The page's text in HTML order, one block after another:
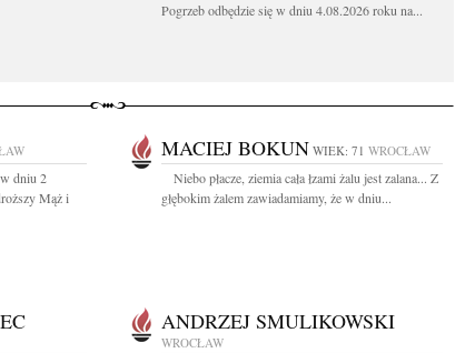
Pogrzeb odbędzie się w dniu 4.08.2026 roku na...
dniu 2
Mąż i
MACIEJ BOKUN WIEK: 71 WROCŁAW
Niebo płacze, ziemia cała łzami żalu jest zalana... Z
głębokim żalem zawiadamiamy, że w dniu...
ANDRZEJ SMULIKOWSKI
WROCŁAW